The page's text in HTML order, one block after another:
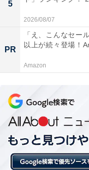
View
5
2026/08/07
PR
「え、こんなセー
以上が続々登場！
Amazon